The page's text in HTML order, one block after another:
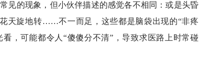
见的现象，但小伙伴描述的感觉各不相同：或是头昏
天旋地转……不一而足，这些都是脑袋出现的“非疼
，可能都令人“傻傻分不清”，导致求医路上时常碰